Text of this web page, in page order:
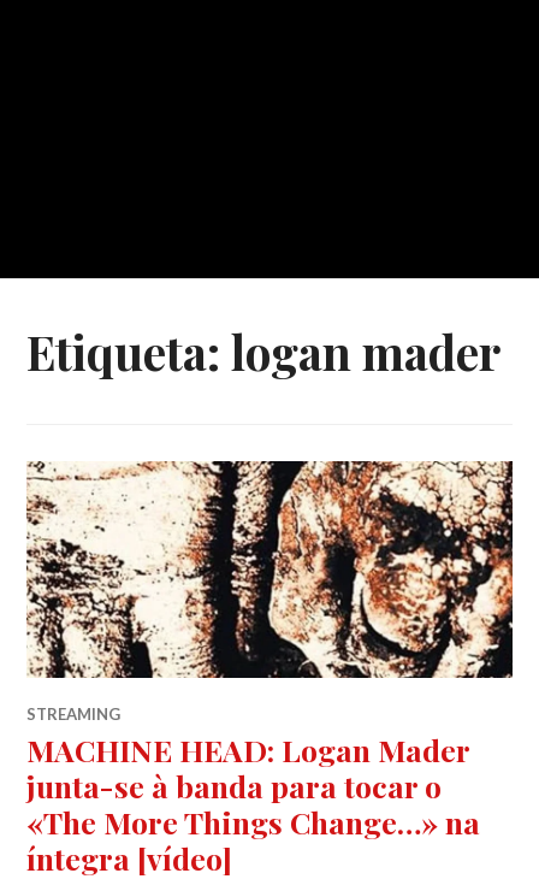
Etiqueta:logan mader
STREAMING
MACHINE HEAD: Logan Mader
junta-se à banda para tocar o
«The More Things Change…» na
íntegra [vídeo]